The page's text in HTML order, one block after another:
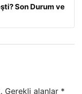
Son Durum ve
Gerekli alanlar *